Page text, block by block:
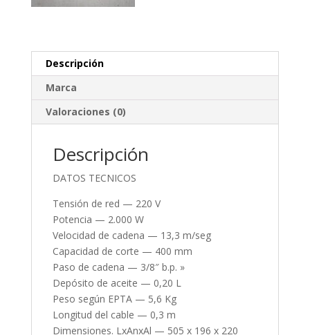
Descripción
Marca
Valoraciones (0)
Descripción
DATOS TECNICOS
Tensión de red — 220 V
Potencia — 2.000 W
Velocidad de cadena — 13,3 m/seg
Capacidad de corte — 400 mm
Paso de cadena — 3/8″ b.p. »
Depósito de aceite — 0,20 L
Peso según EPTA — 5,6 Kg
Longitud del cable — 0,3 m
Dimensiones. LxAnxAl — 505 x 196 x 220